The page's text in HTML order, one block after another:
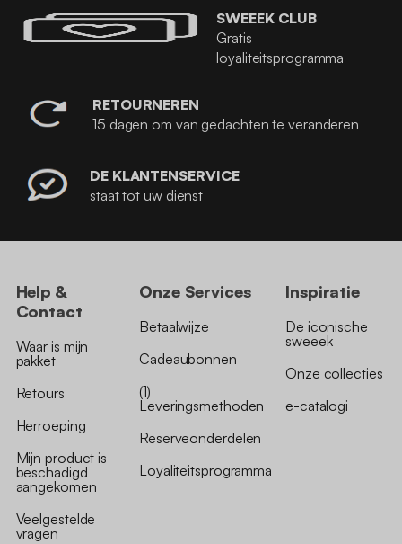
SWEEEK CLUB
Gratis
loyaliteitsprogramma
RETOURNEREN
15 dagen om van gedachten te veranderen
DE KLANTENSERVICE
staat tot uw dienst
Help &
Contact
Waar is mijn
pakket
Retours
Herroeping
Mijn product is
beschadigd
aangekomen
Veelgestelde
vragen
Onze Services
Betaalwijze
Cadeaubonnen
(1)
Leveringsmethoden
Reserveonderdelen
Loyaliteitsprogramma
Inspiratie
De iconische
sweeek
Onze collecties
e-catalogi